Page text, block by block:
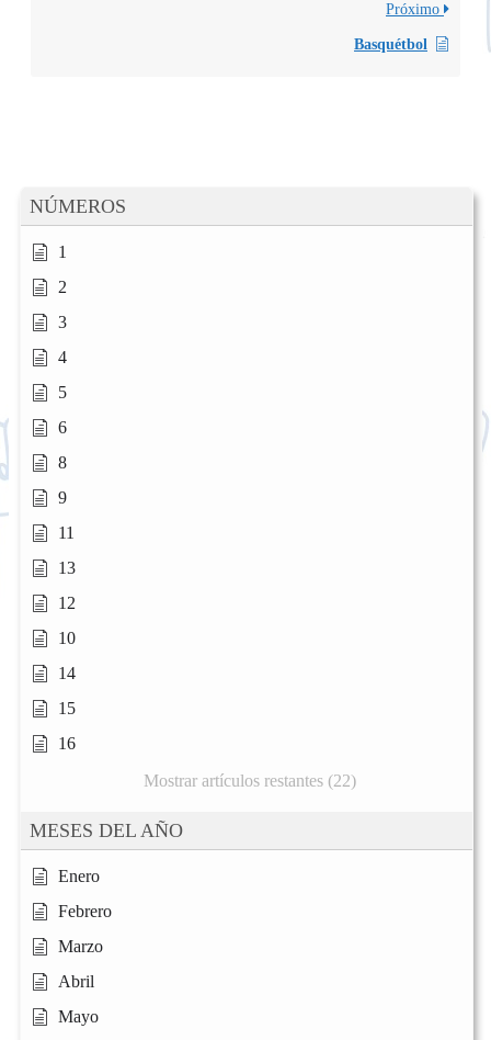
NÚMEROS
1
2
3
4
5
6
8
9
11
13
12
10
14
15
16
Mostrar artículos restantes (22)
MESES DEL AÑO
Enero
Febrero
Marzo
Abril
Mayo
Próximo
Basquétbol